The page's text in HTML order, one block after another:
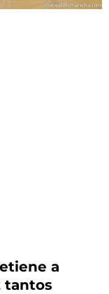
a
tantos